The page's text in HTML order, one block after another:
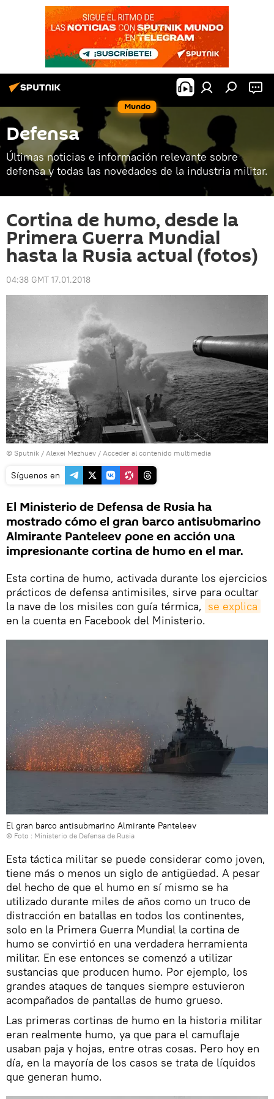
Mundo
Defensa
Últimas noticias e información relevante sobre
defensa y todas las novedades de la industria militar.
Cortina de humo, desde la
Primera Guerra Mundial
hasta la Rusia actual (fotos)
04:38 GMT 17.01.2018
© Sputnik / Alexei Mezhuev / Acceder al contenido multimedia
Síguenos en
El Ministerio de Defensa de Rusia ha
mostrado cómo el gran barco antisubmarino
Almirante Panteleev pone en acción una
impresionante cortina de humo en el mar.
Esta cortina de humo, activada durante los ejercicios
prácticos de defensa antimisiles, sirve para ocultar
la nave de los misiles con guía térmica, se explica
en la cuenta en Facebook del Ministerio.
El gran barco antisubmarino Almirante Panteleev
© Foto : Ministerio de Defensa de Rusia
Esta táctica militar se puede considerar como joven,
tiene más o menos un siglo de antigüedad. A pesar
del hecho de que el humo en sí mismo se ha
utilizado durante miles de años como un truco de
distracción en batallas en todos los continentes,
solo en la Primera Guerra Mundial la cortina de
humo se convirtió en una verdadera herramienta
militar. En ese entonces se comenzó a utilizar
sustancias que producen humo. Por ejemplo, los
grandes ataques de tanques siempre estuvieron
acompañados de pantallas de humo grueso.
Las primeras cortinas de humo en la historia militar
eran realmente humo, ya que para el camuflaje
usaban paja y hojas, entre otras cosas. Pero hoy en
día, en la mayoría de los casos se trata de líquidos
que generan humo.